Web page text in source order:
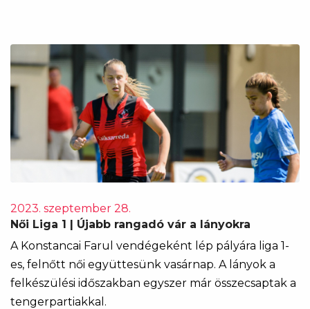
2023. szeptember 28.
Női Liga 1 | Újabb rangadó vár a lányokra
A Konstancai Farul vendégeként lép pályára liga 1-
es, felnőtt női együttesünk vasárnap. A lányok a
felkészülési időszakban egyszer már összecsaptak a
tengerpartiakkal.